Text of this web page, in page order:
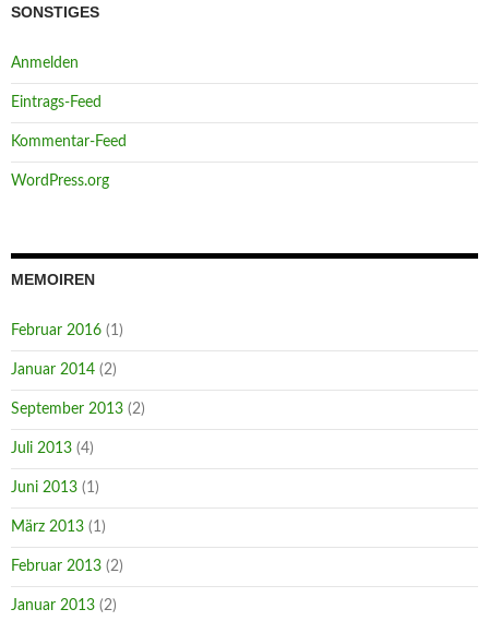
SONSTIGES
Anmelden
Eintrags-Feed
Kommentar-Feed
WordPress.org
MEMOIREN
Februar 2016 (1)
Januar 2014 (2)
September 2013 (2)
Juli 2013 (4)
Juni 2013 (1)
März 2013 (1)
Februar 2013 (2)
Januar 2013 (2)